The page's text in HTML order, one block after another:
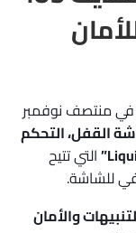
في منتصف نوفمبر
القفل، التحكم
التي تتيح
للشاشة.
والأمان